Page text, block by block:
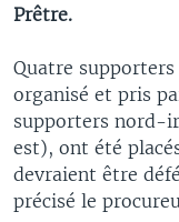
Prêtre.
Quatre
organisé et pris
supporters nord-
est), ont été
devraient être
précisé le